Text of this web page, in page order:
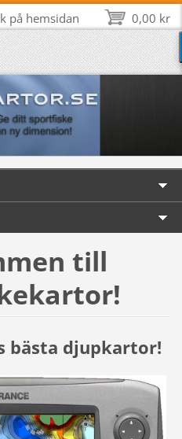
till
bästa djupkartor!
0,00 kr
på hemsidan